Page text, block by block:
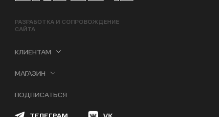
РАЗРАБОТКА И СОПРОВОЖДЕНИЕ
САЙТА
КЛИЕНТАМ
МАГАЗИН
ПОДПИСАТЬСЯ